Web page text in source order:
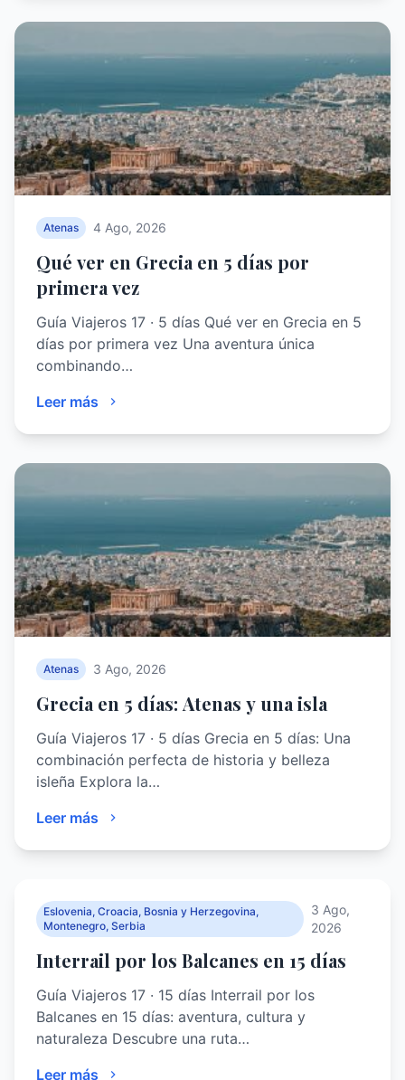
Atenas 4 Ago, 2026
Qué ver en Grecia en 5 días por
primera vez
Guía Viajeros 17 · 5 días Qué ver en Grecia en 5
días por primera vez Una aventura única
combinando…
Leer más
Atenas 3 Ago, 2026
Grecia en 5 días: Atenas y una isla
Guía Viajeros 17 · 5 días Grecia en 5 días: Una
combinación perfecta de historia y belleza
isleña Explora la…
Leer más
Eslovenia, Croacia, Bosnia y Herzegovina,
Montenegro, Serbia
3 Ago,
2026
Interrail por los Balcanes en 15 días
Guía Viajeros 17 · 15 días Interrail por los
Balcanes en 15 días: aventura, cultura y
naturaleza Descubre una ruta…
Leer más